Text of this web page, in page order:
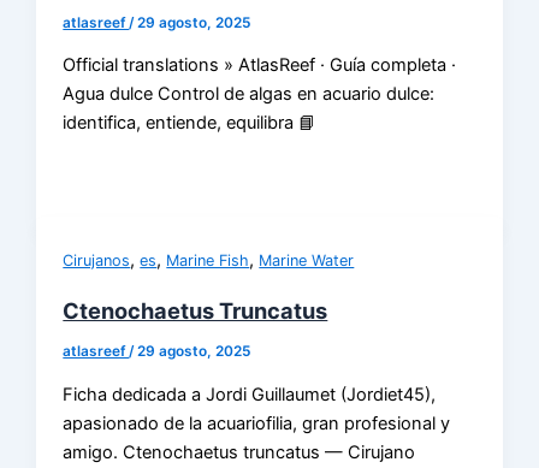
atlasreef /29 agosto, 2025
Official translations » AtlasReef · Guía completa ·
Agua dulce Control de algas en acuario dulce:
identifica, entiende, equilibra 📘
Cirujanos,es, Marine Fish, Marine Water
Ctenochaetus Truncatus
atlasreef/29 agosto, 2025
Ficha dedicada a Jordi Guillaumet (Jordiet45),
apasionado de la acuariofilia, gran profesional y
amigo. Ctenochaetus truncatus — Cirujano